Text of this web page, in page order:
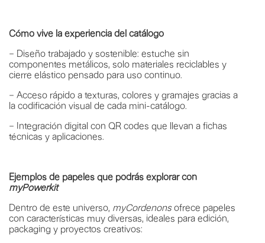
Cómo vive la experiencia del catálogo
– Diseño trabajado y sostenible: estuche sin
componentes metálicos, solo materiales reciclables y
cierre elástico pensado para uso continuo.
– Acceso rápido a texturas, colores y gramajes gracias a
la codificación visual de cada mini-catálogo.
– Integración digital con QR codes que llevan a fichas
técnicas y aplicaciones.
Ejemplos de papeles que podrás explorar con
myPowerkit
Dentro de este universo, myCordenonsofrece papeles
con características muy diversas, ideales para edición,
packaging y proyectos creativos: